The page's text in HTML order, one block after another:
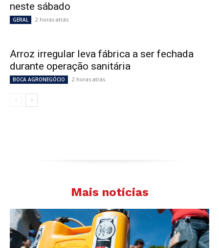
neste sábado
GERAL 2 horas atrás
Arroz irregular leva fábrica a ser fechada
durante operação sanitária
BOCA AGRONEGÓCIO 2 horas atrás
Mais notícias